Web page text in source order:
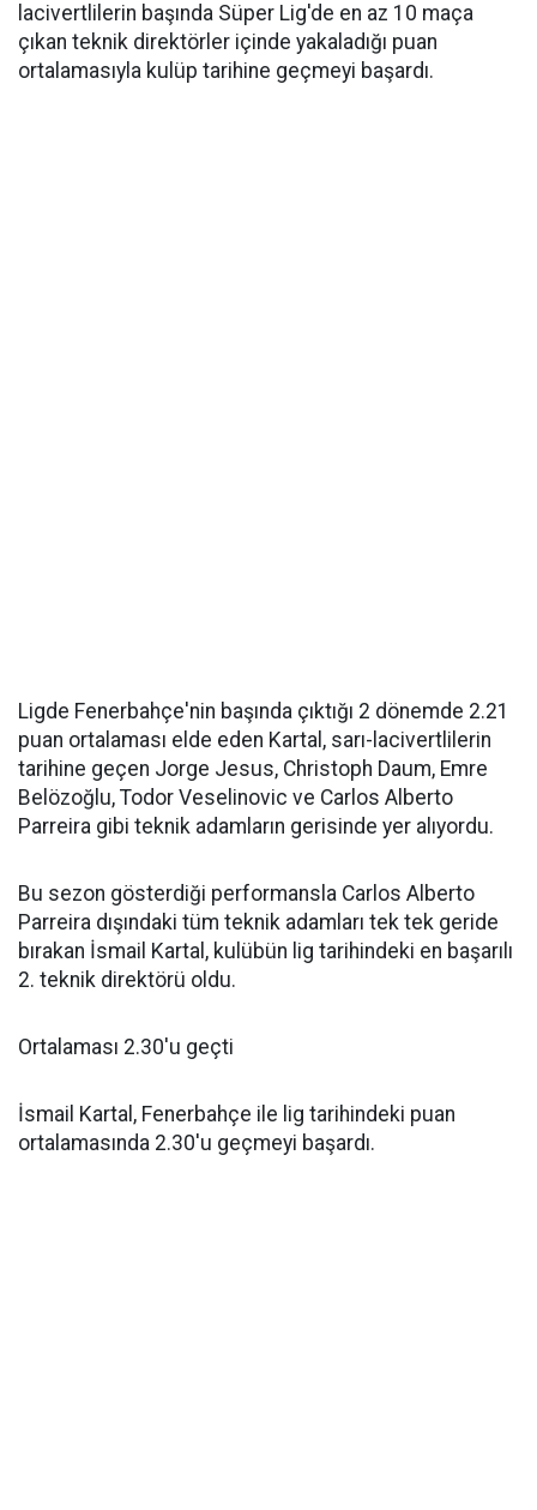
lacivertlilerin başında Süper Lig'de en az 10 maça
çıkan teknik direktörler içinde yakaladığı puan
ortalamasıyla kulüp tarihine geçmeyi başardı.
Ligde Fenerbahçe'nin başında çıktığı 2 dönemde 2.21
puan ortalaması elde eden Kartal, sarı-lacivertlilerin
tarihine geçen Jorge Jesus, Christoph Daum, Emre
Belözoğlu, Todor Veselinovic ve Carlos Alberto
Parreira gibi teknik adamların gerisinde yer alıyordu.
Bu sezon gösterdiği performansla Carlos Alberto
Parreira dışındaki tüm teknik adamları tek tek geride
bırakan İsmail Kartal, kulübün lig tarihindeki en başarılı
2. teknik direktörü oldu.
Ortalaması 2.30'u geçti
İsmail Kartal, Fenerbahçe ile lig tarihindeki puan
ortalamasında 2.30'u geçmeyi başardı.